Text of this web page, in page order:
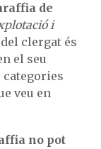
de
i
clergat és
el seu
categories
veu en
no pot